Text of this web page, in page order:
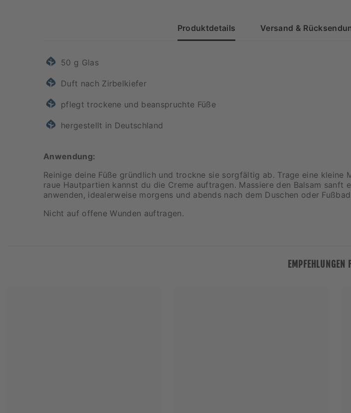
Produktdetails Versand &
50 g Glas
Duft nach Zirbelkiefer
pflegt trockene und beanspruchte Füße
hergestellt in Deutschland
Anwendung:
Reinige deine Füße gründlich und trockne sie sorgfältig ab. Trage eine kleine
raue Hautpartien kannst du die Creme auftragen. Massiere den Balsam
anwenden, idealerweise morgens und abends nach dem Duschen oder
Nicht auf offene Wunden auftragen.
EMPFEHLUNGEN